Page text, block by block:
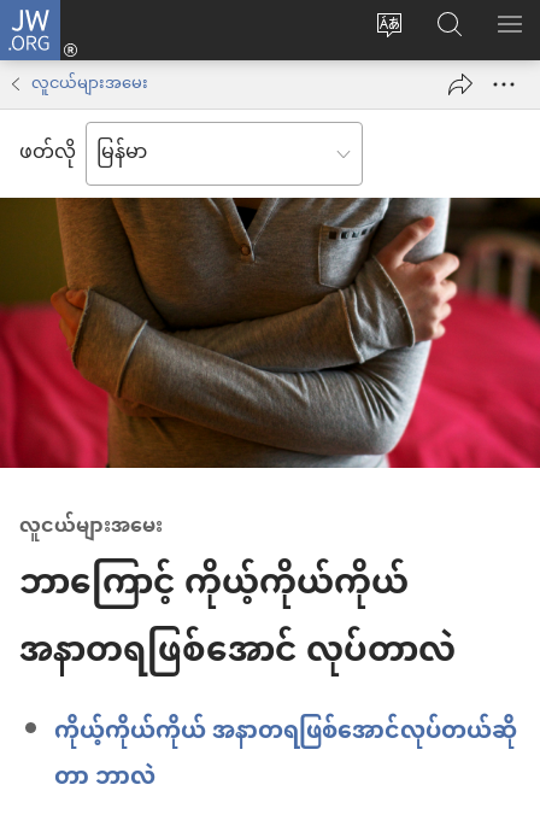
JW.ORG
ဝ
ဘာသာစကား
ကို
ပြောင်း
ပါ
Log
in
အသစ်
ဖွ
င့်
နေ
ပါ
တယ်)
JW.ORG
ရှာ
လူငယ်များအမေး
ဖတ်လို
လူငယ်များအမေး
ဘာကြောင့် ကိုယ့်ကိုယ်ကိုယ်
အနာတရဖြစ်အောင် လုပ်တာလဲ
ကိုယ့်ကိုယ်ကိုယ် အနာတရဖြစ်အောင်လုပ်တယ်ဆို
တာ ဘာလဲ